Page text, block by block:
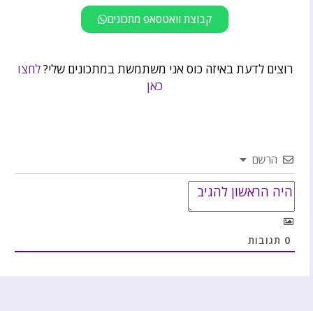
קבוצת וואטסאפ מתכונים
רוצים לדעת באיזה כוס אני משתמשת במתכונים שלי?לחצו
כאן
הרשם
0 תגובות